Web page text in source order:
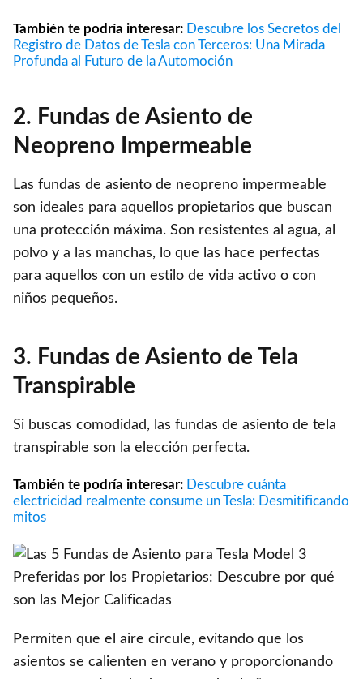
También te podría interesar: Descubre los Secretos del
Registro de Datos de Tesla con Terceros: Una Mirada
Profunda al Futuro de la Automoción
2. Fundas de Asiento de
Neopreno Impermeable
Las fundas de asiento de neopreno impermeable
son ideales para aquellos propietarios que buscan
una protección máxima. Son resistentes al agua, al
polvo y a las manchas, lo que las hace perfectas
para aquellos con un estilo de vida activo o con
niños pequeños.
3. Fundas de Asiento de Tela
Transpirable
Si buscas comodidad, las fundas de asiento de tela
transpirable son la elección perfecta.
También te podría interesar: Descubre cuánta
electricidad realmente consume un Tesla: Desmitificando
mitos
Permiten que el aire circule, evitando que los
asientos se calienten en verano y proporcionando